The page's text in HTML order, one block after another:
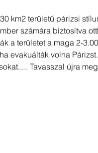
km2 területű párizsi
számára biztosítva
a területet a maga 2-
evakuálták volna
Tavasszal újra